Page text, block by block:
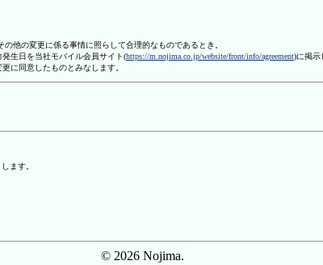
他の変更に係る事情に照らして合理的なものであるとき。
生日を当社モバイル会員サイト(https://m.nojima.co.jp/website/front/info/agreement)に掲示
に同意したものとみなします。
ます。
© 2026 Nojima.